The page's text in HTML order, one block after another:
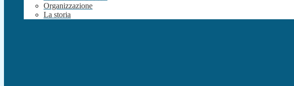
Organizzazione
La storia